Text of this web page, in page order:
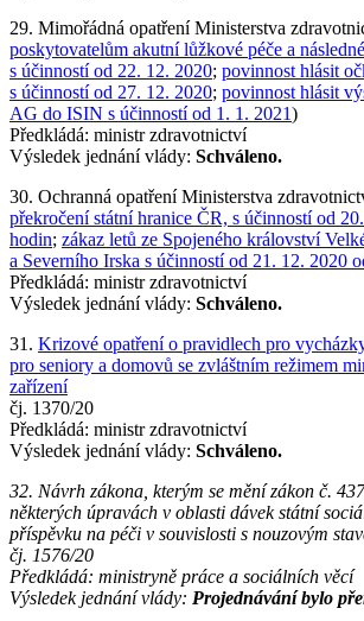
29. Mimořádná opatření Ministerstva
poskytovatelům akutní lůžkové péče a
s účinností od 22. 12. 2020; povinnost hlásit
s účinností od 27. 12. 2020; povinnost hlásit
AG do ISIN s účinností od 1. 1. 2021)
Předkládá: ministr zdravotnictví
Výsledek jednání vlády: Schváleno.
30. Ochranná opatření Ministerstva
překročení státní hranice ČR, s účinností od
hodin; zákaz letů ze Spojeného království
a Severního Irska s účinností od 21. 12. 2020
Předkládá: ministr zdravotnictví
Výsledek jednání vlády: Schváleno.
31. Krizové opatření o pravidlech pro
pro seniory a domovů se zvláštním režimem
zařízení
čj. 1370/20
Předkládá: ministr zdravotnictví
Výsledek jednání vlády: Schváleno.
32. Návrh zákona, kterým se mění zákon č.
některých úpravách v oblasti dávek státní
příspěvku na péči v souvislosti s nouzovým
čj. 1576/20
Předkládá: ministryně práce a sociálních věcí
Výsledek jednání vlády: Projednávání bylo